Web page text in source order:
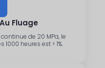
Fluage
de 20 MPa, le
heures est < 1%.